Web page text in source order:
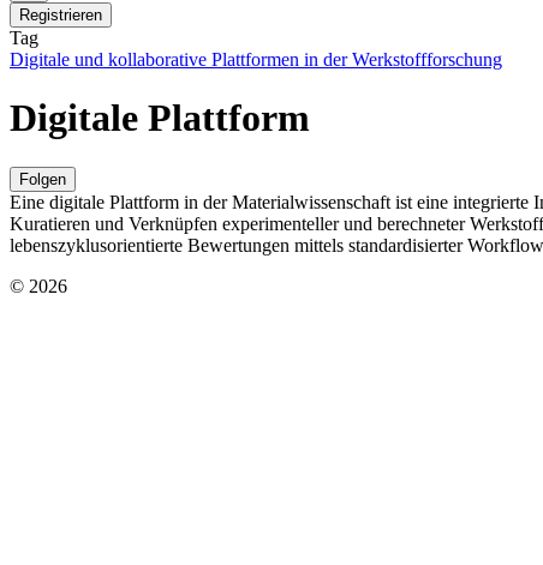
Registrieren
Tag
Digitale und kollaborative Plattformen in der Werkstoffforschung
Digitale Plattform
Folgen
Eine digitale Plattform in der Materialwissenschaft ist eine integrierte
Kuratieren und Verknüpfen experimenteller und berechneter
lebenszyklusorientierte Bewertungen mittels standardisierter
© 2026